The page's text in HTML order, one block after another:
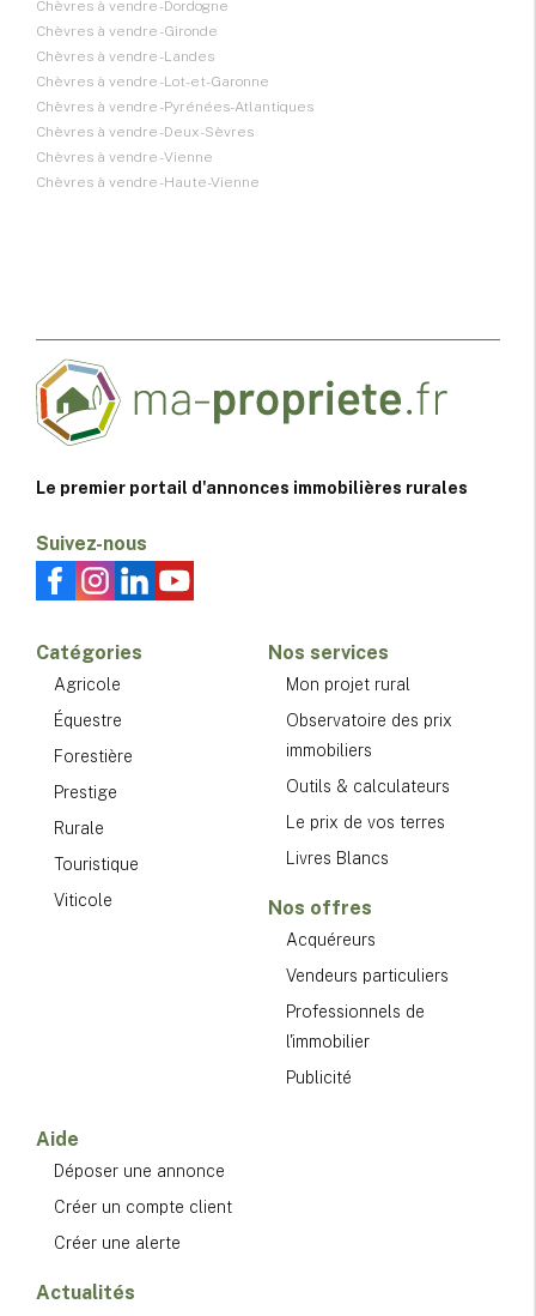
Chèvres à vendre - Dordogne
Chèvres à vendre - Gironde
Chèvres à vendre - Landes
Chèvres à vendre - Lot-et-Garonne
Chèvres à vendre - Pyrénées-Atlantiques
Chèvres à vendre - Deux-Sèvres
Chèvres à vendre - Vienne
Chèvres à vendre - Haute-Vienne
Le premier portail d'annonces immobilières rurales
Suivez-nous
Catégories
Agricole
Équestre
Forestière
Prestige
Rurale
Touristique
Viticole
Nos services
Mon projet rural
Observatoire des prix
immobiliers
Outils & calculateurs
Le prix de vos terres
Livres Blancs
Nos offres
Acquéreurs
Vendeurs particuliers
Professionnels de
l'immobilier
Publicité
Aide
Déposer une annonce
Créer un compte client
Créer une alerte
Actualités